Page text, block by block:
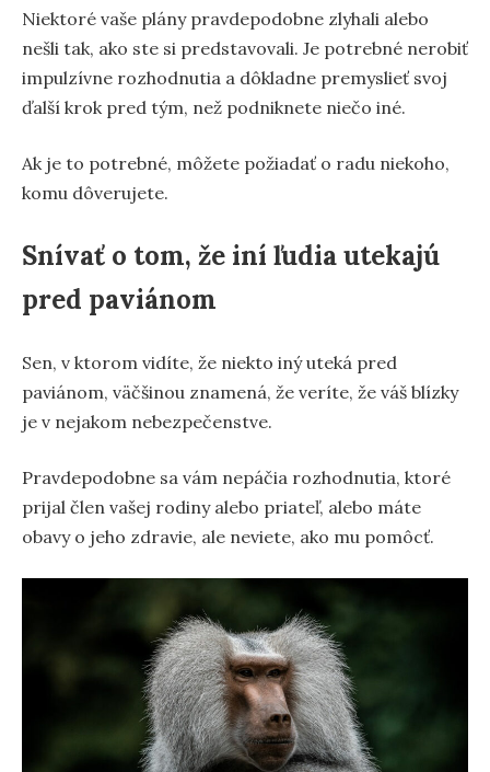
Niektoré vaše plány pravdepodobne zlyhali alebo
nešli tak, ako ste si predstavovali. Je potrebné nerobiť
impulzívne rozhodnutia a dôkladne premyslieť svoj
ďalší krok pred tým, než podniknete niečo iné.
Ak je to potrebné, môžete požiadať o radu niekoho,
komu dôverujete.
Snívať o tom, že iní ľudia utekajú
pred paviánom
Sen, v ktorom vidíte, že niekto iný uteká pred
paviánom, väčšinou znamená, že veríte, že váš blízky
je v nejakom nebezpečenstve.
Pravdepodobne sa vám nepáčia rozhodnutia, ktoré
prijal člen vašej rodiny alebo priateľ, alebo máte
obavy o jeho zdravie, ale neviete, ako mu pomôcť.